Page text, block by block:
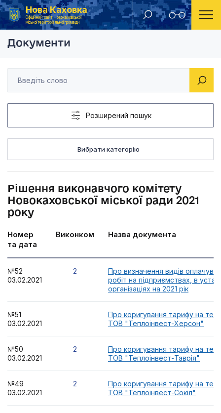
Нова Каховка
Офіційний сайт Новокаховської
міської територіальної громади
Головна Рішення виконавчого комітету Новокаховської
Документи
Розширений пошук
Вибрати категорію
Рішення виконавчого комітету
Новокаховської міської ради 2021
року
Номер
та дата
Виконком Назва документа
№52
03.02.2021
2
Про визначення видів
робіт на підприємствах, в
організаціях на 2021 рік
№51
03.02.2021
Про коригування тарифу на
ТОВ "Теплоінвест-Херсон"
№50
03.02.2021
2
Про коригування тарифу на
ТОВ "Теплоінвест-Таврія"
№49
03.02.2021
2
Про коригування тарифу на
ТОВ "Теплоінвест-Сокіл"